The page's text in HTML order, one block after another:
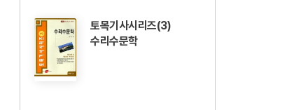
토목기사시리즈(3)
수리수문학